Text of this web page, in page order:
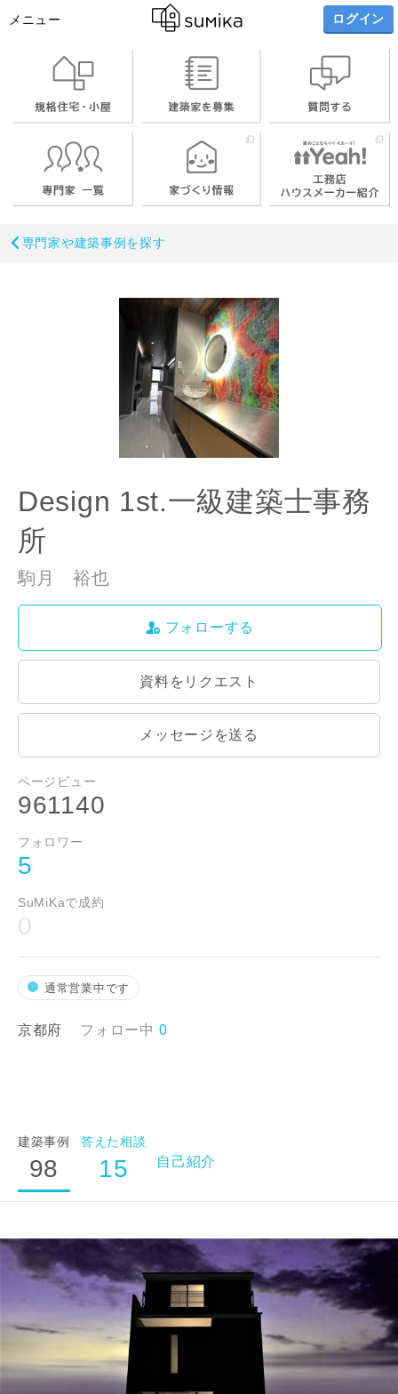
メニュー ログイン
専門家や建築事例を探す
Design 1st.一級建築士事務
所
駒月 裕也
フォローする
資料をリクエスト
メッセージを送る
ページビュー
961140
フォロワー
5
SuMiKaで成約
0
通常営業中です
京都府 フォロー中 0
建築事例
98
答えた相談
15 自己紹介